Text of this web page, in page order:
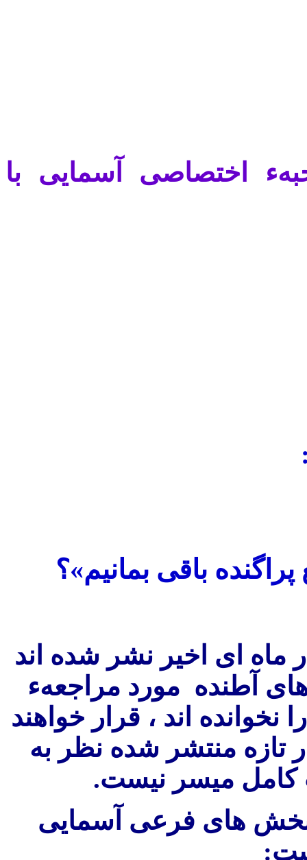
اختصاصی آسمايی با
باقی بمانيم»؟
ماه ای اخير نشر شده اند
آطنده مورد مراجعهء
نخوانده اند ، قرار خواهند
تازه منتشر شده نظر به
کامل ميسر نيست.
بخش های فرعی آسمایی